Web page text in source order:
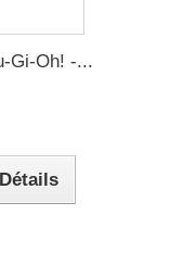
Gi-Oh! -...
Détails